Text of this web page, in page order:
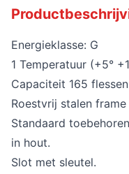
Energieklasse: G
1 Temperatuur (+5°
Capaciteit 165
Roestvrij stalen
Standaard
in hout.
Slot met sleutel.